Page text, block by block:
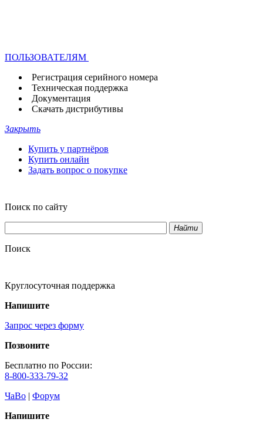
ПОЛЬЗОВАТЕЛЯМ
Регистрация серийного номера
Техническая поддержка
Документация
Скачать дистрибутивы
Закрыть
Купить у партнёров
Купить онлайн
Задать вопрос о покупке
Поиск по сайту
Найти
Поиск
Круглосуточная поддержка
Напишите
Запрос через форму
Позвоните
Бесплатно по России:
8-800-333-79-32
ЧаВо | Форум
Напишите